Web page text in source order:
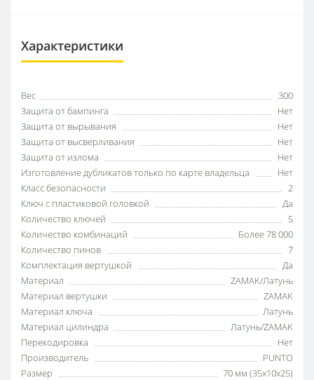
Характеристики
Вес
300
Защита от бампинга
Нет
Защита от вырывания
Нет
Защита от высверливания
Нет
Защита от излома
Нет
Изготовление дубликатов только по карте владельца
Нет
Класс безопасности
2
Ключ с пластиковой головкой
Да
Количество ключей
5
Количество комбинаций
Более 78 000
Количество пинов
7
Комплектация вертушкой
Да
Материал
ZAMAK/Латунь
Материал вертушки
ZAMAK
Материал ключа
Латунь
Материал цилиндра
Латунь/ZAMAK
Перекодировка
Нет
Производитель
PUNTO
Размер
70 мм (35x10x25)